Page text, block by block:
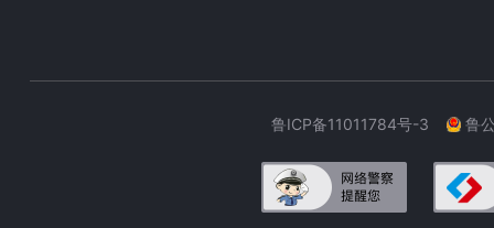
鲁ICP备11011784号-3 鲁